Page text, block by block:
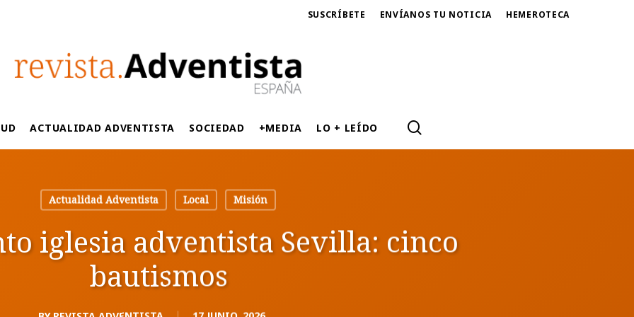
SUSCRÍBETE ENVÍANOS TU NOTICIA HEMEROTECA
ACTUALIDAD ADVENTISTA SOCIEDAD +MEDIA LO + LEÍDO
Actualidad Adventista Local Misión
iglesia adventista Sevilla: cinco
bautismos